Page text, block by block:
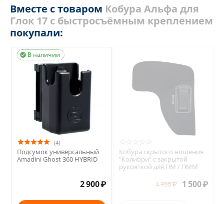
Вместе с товаром Кобура Альфа для
Глок 17 с быстросъёмным креплением
покупали:
В наличии

(4)
Подсумок универсальный
Amadini Ghost 360 HYBRID
2 900₽
Кобура скрытого ношения
"Колибри" с закрытой
рукояткой для ПМ / ПММ
1 750₽ 1 500₽